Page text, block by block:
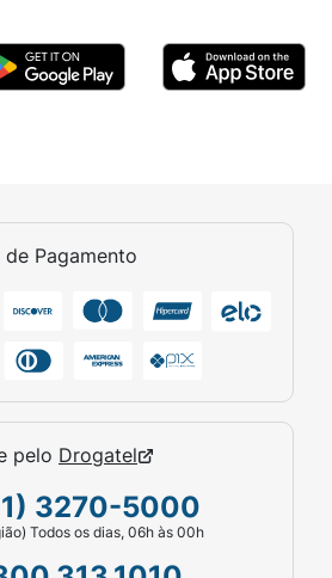
com muito
de Pagamento
pelo Drogatel
3270-5000
Todos os dias, 06h às 00h